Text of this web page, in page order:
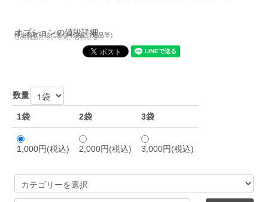
オプションの値段詳細
特定商取引法に基づく表記（返品等）
この商品について問い合わせる
数量
1袋 2袋 3袋
1,000円(税込) 2,000円(税込) 3,000円(税込)